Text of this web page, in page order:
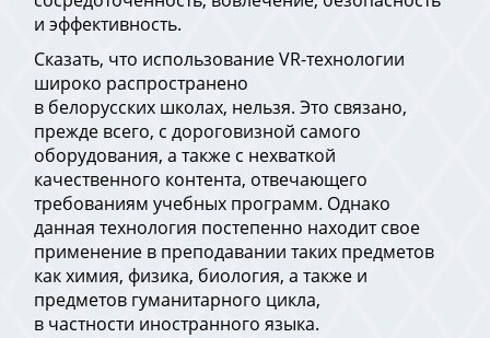
и эффективность.
Сказать, что использование VR-технологии
широко распространено
в белорусских школах, нельзя. Это связано,
прежде всего, с дороговизной самого
оборудования, а также с нехваткой
качественного контента, отвечающего
требованиям учебных программ. Однако
данная технология постепенно находит свое
применение в преподавании таких предметов
как химия, физика, биология, а также и
предметов гуманитарного цикла,
в частности иностранного языка.